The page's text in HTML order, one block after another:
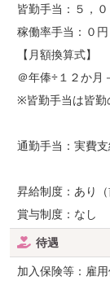
皆勤手当：５，
稼働率手当：０
【月額換算式】
＠年俸÷１２か月
※皆勤手当は皆勤
通勤手当：実費
昇給制度：あり
賞与制度：なし
待遇
加入保険等：雇